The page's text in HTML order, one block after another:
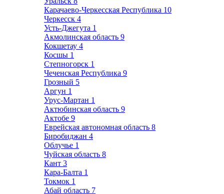
Карачаево-Черкесская Республика 10
Черкесск 4
Усть-Джегута 1
Акмолинская область 9
Кокшетау 4
Косшы 1
Степногорск 1
Чеченская Республика 9
Грозный 5
Аргун 1
Урус-Мартан 1
Актюбинская область 9
Актобе 9
Еврейская автономная область 8
Биробиджан 4
Облучье 1
Чуйская область 8
Кант 3
Кара-Балта 1
Токмок 1
Абай область 7